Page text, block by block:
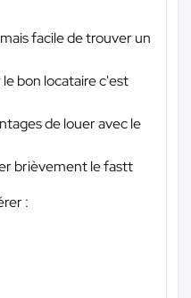
facile de trouver un
bon locataire c'est
de louer avec le
brièvement le fastt
: